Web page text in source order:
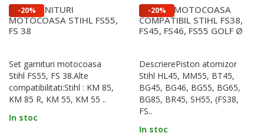
-20%
SET GARNITURI
MOTOCOASA STIHL FS55,
FS 38
Set garnituri motocoasa
Stihl FS55, FS 38.Alte
compatibilitati:Stihl : KM 85,
KM 85 R, KM 55, KM 55 ..
In stoc
-20%
PISTON MOTOCOASA
COMPATIBIL STIHL FS38,
FS45, FS46, FS55 GOLF Ø
DescrierePiston atomizor
Stihl HL45, MM55, BT45,
BG45, BG46, BG55, BG65,
BG85, BR45, SH55, (FS38,
FS..
In stoc